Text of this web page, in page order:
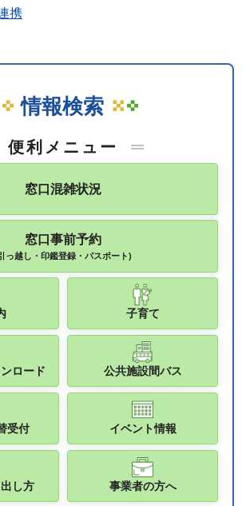
携
情報検索
便利メニュー
窓口混雑状況
窓口事前予約
っ越し・印鑑登録・パスポート)
子育て
ロード 公共施設間バス
受付 イベント情報
し方 事業者の方へ